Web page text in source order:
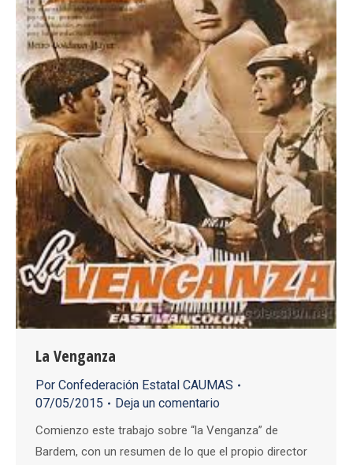
La Venganza
Por Confederación Estatal CAUMAS
07/05/2015
Deja un comentario
Comienzo este trabajo sobre “la Venganza” de
Bardem, con un resumen de lo que el propio director